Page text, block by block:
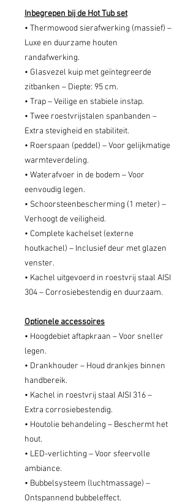
Inbegrepen bij de Hot Tub set
• Thermowood sierafwerking (massief) –
Luxe en duurzame houten
randafwerking.
• Glasvezel kuip met geïntegreerde
zitbanken – Diepte: 95 cm.
• Trap – Veilige en stabiele instap.
• Twee roestvrijstalen spanbanden –
Extra stevigheid en stabiliteit.
• Roerspaan (peddel) – Voor gelijkmatige
warmteverdeling.
• Waterafvoer in de bodem – Voor
eenvoudig legen.
• Schoorsteenbescherming (1 meter) –
Verhoogt de veiligheid.
• Complete kachelset (externe
houtkachel) – Inclusief deur met glazen
venster.
• Kachel uitgevoerd in roestvrij staal AISI
304 – Corrosiebestendig en duurzaam.
Optionele accessoires
• Hoogdebiet aftapkraan – Voor sneller
legen.
• Drankhouder – Houd drankjes binnen
handbereik.
• Kachel in roestvrij staal AISI 316 –
Extra corrosiebestendig.
• Houtolie behandeling – Beschermt het
hout.
• LED-verlichting – Voor sfeervolle
ambiance.
• Bubbelsysteem (luchtmassage) –
Ontspannend bubbeleffect.